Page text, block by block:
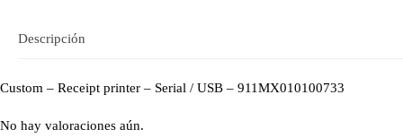
Descripción
Custom – Receipt printer – Serial / USB – 911MX010100733
No hay valoraciones aún.